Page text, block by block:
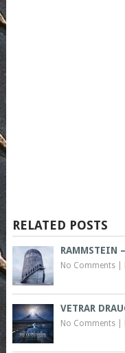
RELATED POSTS
RAMMSTEIN
No Comments|
VETRAR
No Comments|